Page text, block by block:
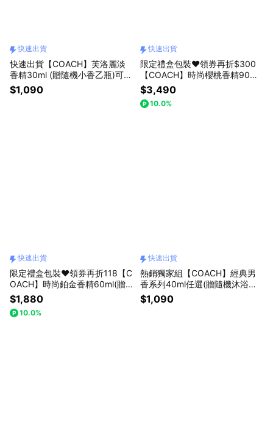
快速出貨
快速出貨【COACH】芙洛麗淡
香精30ml (贈隨機小香乙瓶)可
$199加購身體乳100ml
$1,090
快速出貨
限定禮盒包裝❤️領券再折$300
【COACH】時尚櫻桃香精90ml
(贈COACH盥洗包+隨機小香乙
瓶.附提袋)快速出貨
$3,490
10.0%
快速出貨
限定禮盒包裝❤️領券再折118【C
OACH】時尚鉑金香精60ml(贈
隨機沐浴精100ml+小香乙瓶.附
提袋)快速出貨
$1,880
10.0%
快速出貨
熱銷獨家組【COACH】經典男
香系列40ml任選(贈隨機沐浴精1
00ml)收禮者自選款式.快速出貨
$1,090